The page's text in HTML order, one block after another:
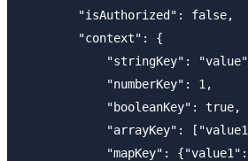
        "isAuthorized": false,
        "context": {
"stringKey":
            "numberKey": 1,
            "booleanKey": true,
"arrayKey":
"mapKey":